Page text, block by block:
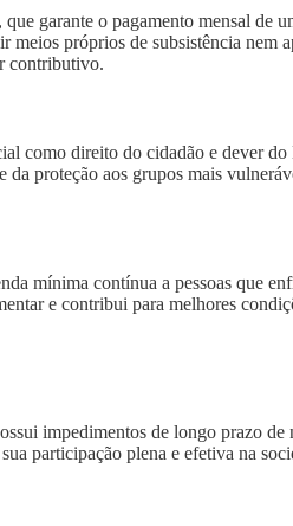
garante o pagamento mensal de
meios próprios de subsistência nem
contributivo.
como direito do cidadão e dever
da proteção aos grupos mais
mínima contínua a pessoas que
e contribui para melhores
impedimentos de longo prazo de
participação plena e efetiva na